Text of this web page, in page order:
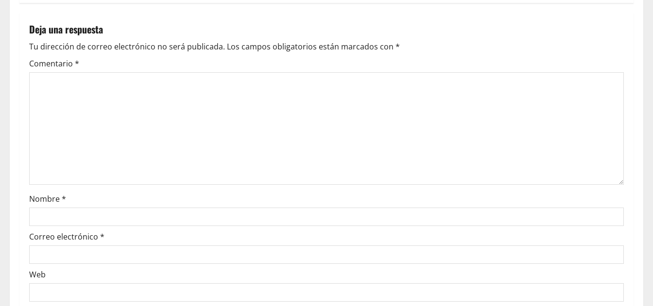
Deja una respuesta
Tu dirección de correo electrónico no será publicada. Los campos obligatorios están marcados con *
Comentario *
Nombre*
Correo electrónico *
Web